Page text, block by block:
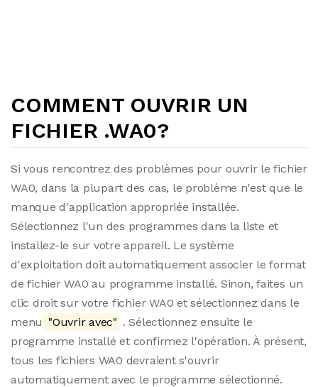
COMMENT OUVRIR UN
FICHIER .WA0?
Si vous rencontrez des problèmes pour ouvrir le fichier
WA0, dans la plupart des cas, le problème n'est que le
manque d'application appropriée installée.
Sélectionnez l'un des programmes dans la liste et
installez-le sur votre appareil. Le système
d'exploitation doit automatiquement associer le format
de fichier WA0 au programme installé. Sinon, faites un
clic droit sur votre fichier WA0 et sélectionnez dans le
menu "Ouvrir avec" . Sélectionnez ensuite le
programme installé et confirmez l'opération. À présent,
tous les fichiers WA0 devraient s'ouvrir
automatiquement avec le programme sélectionné.